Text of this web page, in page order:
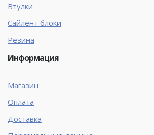
Втулки
Сайлент блоки
Резина
Информация
Магазин
Оплата
Доставка